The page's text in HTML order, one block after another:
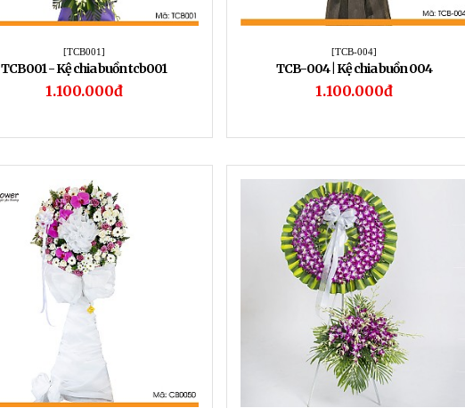
[TCB001]
TCB001 - Kệ chia buồn tcb001
1.100.000đ
[TCB-004]
TCB-004 | Kệ chia buồn 004
1.100.000đ